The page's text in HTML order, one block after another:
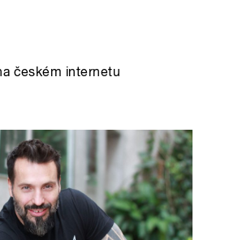
českém internetu